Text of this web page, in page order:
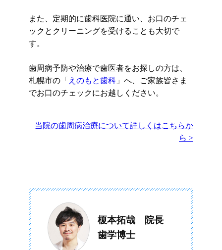
また、定期的に歯科医院に通い、お口のチェ
ックとクリーニングを受けることも大切で
す。
歯周病予防や治療で歯医者をお探しの方は、
札幌市の「 えのもと歯科 」へ、ご家族皆さま
でお口のチェックにお越しください。
当院の歯周病治療について詳しくはこちらか
ら >
榎本拓哉 院長
歯学博士